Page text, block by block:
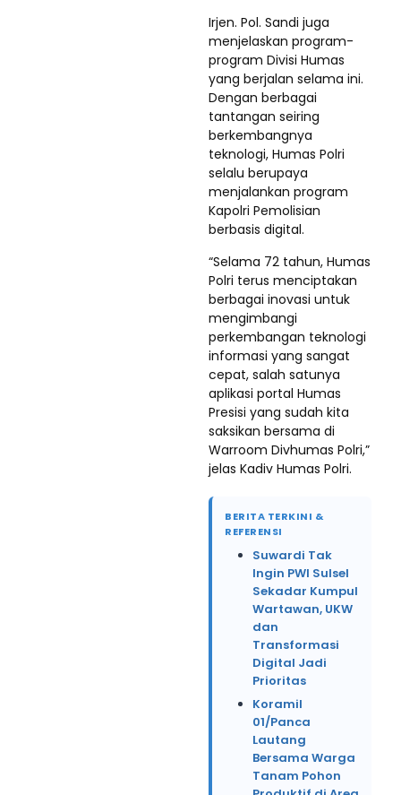
Irjen. Pol. Sandi juga
menjelaskan program-
program Divisi Humas
yang berjalan selama ini.
Dengan berbagai
tantangan seiring
berkembangnya
teknologi, Humas Polri
selalu berupaya
menjalankan program
Kapolri Pemolisian
berbasis digital.
“Selama 72 tahun, Humas
Polri terus menciptakan
berbagai inovasi untuk
mengimbangi
perkembangan teknologi
informasi yang sangat
cepat, salah satunya
aplikasi portal Humas
Presisi yang sudah kita
saksikan bersama di
Warroom Divhumas Polri,”
jelas Kadiv Humas Polri.
BERITA TERKINI &
REFERENSI
Suwardi Tak
Ingin PWI Sulsel
Sekadar Kumpul
Wartawan, UKW
dan
Transformasi
Digital Jadi
Prioritas
Koramil
01/Panca
Lautang
Bersama Warga
Tanam Pohon